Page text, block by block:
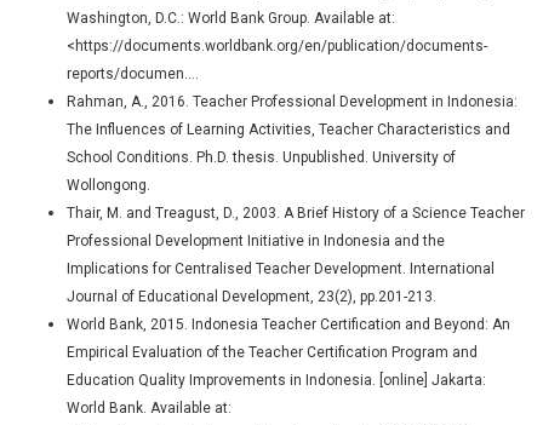
Washington, D.C.: World Bank Group. Available at:
< https://documents.worldbank.org/en/publication/documents-
reports/documen...
Rahman, A., 2016. Teacher Professional Development in Indonesia:
The Influences of Learning Activities, Teacher Characteristics and
School Conditions. Ph.D. thesis. Unpublished. University of
Wollongong.
Thair, M. and Treagust, D., 2003. A Brief History of a Science Teacher
Professional Development Initiative in Indonesia and the
Implications for Centralised Teacher Development. International
Journal of Educational Development, 23(2), pp.201-213.
World Bank, 2015. Indonesia Teacher Certification and Beyond: An
Empirical Evaluation of the Teacher Certification Program and
Education Quality Improvements in Indonesia. [online] Jakarta:
World Bank. Available at: